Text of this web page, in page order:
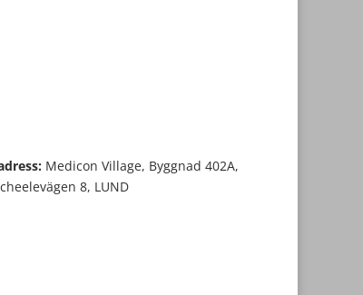
Medicon Village, Byggnad 402A,
8, LUND